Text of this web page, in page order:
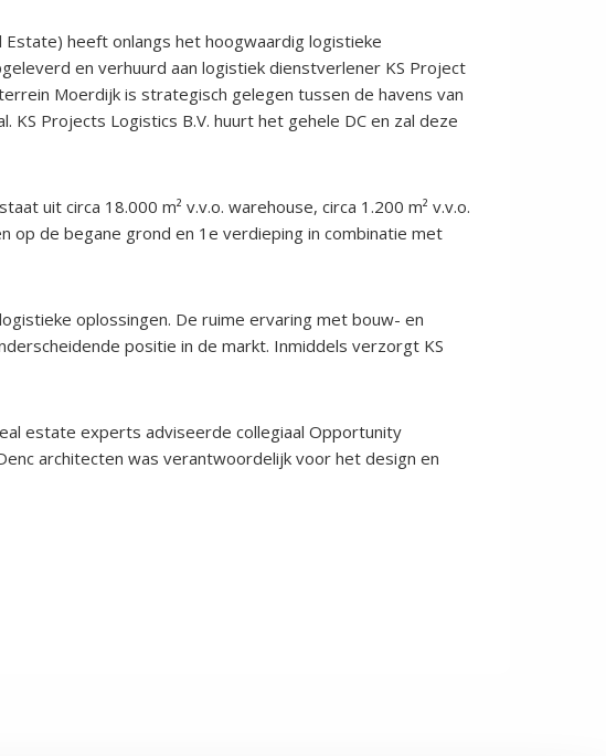
heeft onlangs het hoogwaardig logistieke
en verhuurd aan logistiek dienstverlener KS Project
Moerdijk is strategisch gelegen tussen de havens van
Projects Logistics B.V. huurt het gehele DC en zal deze
uit circa 18.000 m² v.v.o. warehouse, circa 1.200 m² v.v.o.
op de begane grond en 1e verdieping in combinatie met
oplossingen. De ruime ervaring met bouw- en
positie in de markt. Inmiddels verzorgt KS
estate experts adviseerde collegiaal Opportunity
architecten was verantwoordelijk voor het design en